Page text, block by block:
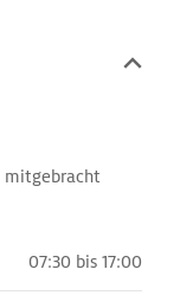
mitgebracht
07:30 bis 17:00